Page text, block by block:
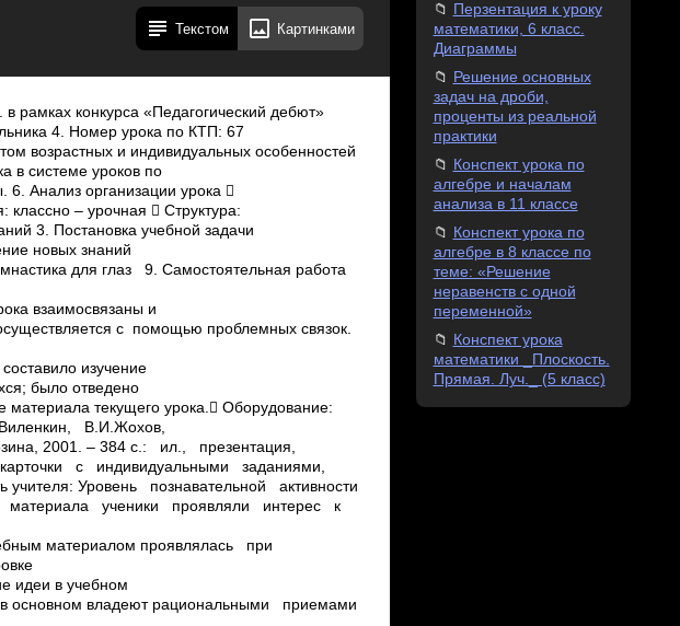
Текстом Картинками
текстом – прием Инсерт с последующим выводом; ­ этап первичного закрепления новых знаний – самостоятельное выполнение устных заданий с применением гендерного подхода; ­ этап включение новых знаний в систему знаний и повторение – самостоятельное решение задач, в том числе и творческого задания с последующей самопроверкой; ­ этап рефлексии – самооценка деятельности учащихся. Выбранные методы и приемы: Использованные приемы развития критического мышления содействовали активизации мыслительной деятельности учащихся, на протяжении всего урока позволяли решать широкий спектр образовательных задач: обучающих, воспитательных и развивающих. Изучение нового материала шло через осознание его практической значимости путем выполнения практических заданий и изучения теоретического материала. Отрабатывались навыки работы с учебным текстом, развивались умения осмысливать прочитанное, выделять главное, основное. Продуктивно использовались пути формирования самостоятельного мышления средствами содержания учебного материала (развитие умения осознанного осмысления учебного материала). Средства наглядности и ИКТ применялись эффективно и целесообразно, с соблюдением требований СанПиН к использованию средств ИКТ в учебном процессе и учётом психолого­возрастных особенностей учащихся данного возраста. На протяжении всего урока осуществлялась обратная связь со всеми учащимися путём устных опросов, оказания индивидуальной помощи при выполнении практической работы.  Степень сложности работы, вариативность: На уроке использовались разнообразные тренировочные упражнения для закрепления полученных знаний по теме, при этом осуществлялся индивидуальный разноуровневый подход при выполнении предложенных заданий: карточки­ помощники, дифференциация вопроса задачи, самостоятельная работа с разной степенью сложности предложенных заданий Результативность: Поставленных целей и задач урок в целом достиг. На этапе рефлексии учащиеся подвели итог урока, оценили уровень своих достижений и  качества работы на уроке. Основным показателем результативности будет оценочный результат проведённой самостоятельной работы по первичному усвоению знаний. 9. Анализ эмоциональной атмосферы, культура общения. На протяжении урока поддерживалась хорошая рабочая атмосфера. Велась работа по развитию коммуникативных УУД: работа в группах и парах, корректное ведение дискуссии. Отношения с учениками строились доброжелательные, сотруднические. Я старалась следить за качеством своей речи: оптимальностью её темпа, дикцией, образностью, эмоциональностью; соблюдая педагогическую культуру, такт, и имея соответствующий внешний вид.10. Анализ рефлексии: Этап рефлексии условно был разделён на три под­этапа: 1. Обобщение. Ученики еще раз остановились на практической значимости полученных ими на уроке знаний и умений. 2. Итог урока. Ученики выделили новое из системы знаний по теме «Площадь». В помощь ученикам был предложен кластер, созданный ими в начале урока. 3. Самооценка деятельности с помощью «Лесенки успеха». 11. Анализ домашнего задания: Предложенные задания домашней работы соответствуют теме и цели урока. Объём домашнего задания оптимален и прокомментирован учащимся. Стандартные задания учебника расширены творческим заданием. 12. Недостатки урока.
Перзентация к уроку
математики, 6 класс.
Диаграммы
Решение основных
задач на дроби,
проценты из реальной
практики
Конспект урока по
алгебре и началам
анализа в 11 классе
Конспект урока по
алгебре в 8 классе по
теме: «Решение
неравенств с одной
переменной»
Конспект урока
математики _Плоскость.
Прямая. Луч._ (5 класс)